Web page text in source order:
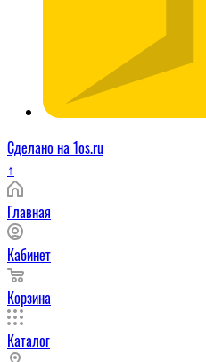
Сделано на 1os.ru
↑
Главная
Кабинет
Корзина
Каталог